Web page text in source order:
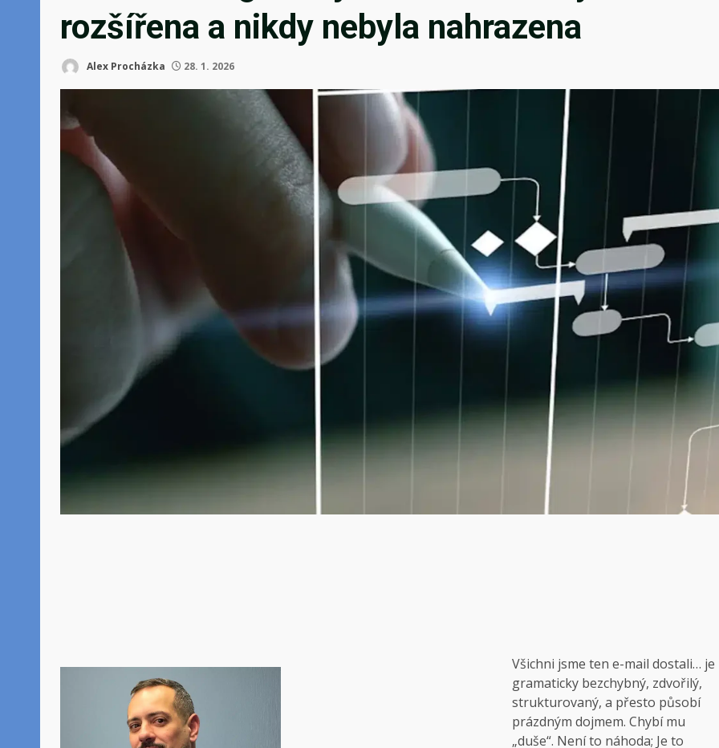
rozšířena a nikdy nebyla nahrazena
Alex Procházka 28. 1. 2026
Všichni jsme ten e-mail dostali… je
gramaticky bezchybný, zdvořilý,
strukturovaný, a přesto působí
prázdným dojmem. Chybí mu
„duše“. Není to náhoda; Je to